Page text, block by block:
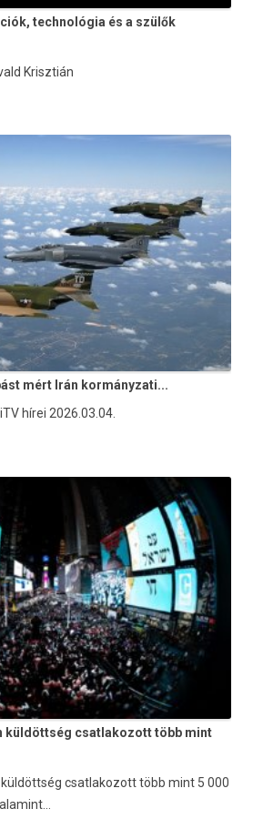
technológia és a szülők
Krisztián
mért Irán kormányzati...
hírei 2026.03.04.
küldöttség csatlakozott több mint
csatlakozott több mint 5 000